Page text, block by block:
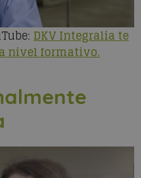
DKV Integralia te
nivel formativo.